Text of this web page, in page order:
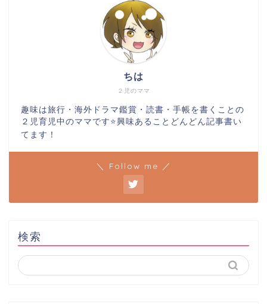
２児のママ
ちは
趣味は旅行・海外ドラマ鑑賞・読書・手帳を書くことの
２児育児中のママです⭐️興味あることどんどん記事書い
てます！
＼ Follow me ／
検索